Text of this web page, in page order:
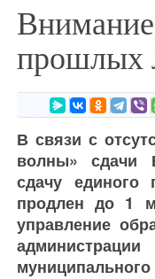
прошлых
В связи с
волны» сдачи
сдачу единого
продлен до 1
управление
муниципального